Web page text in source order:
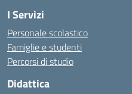
I Servizi
Personale scolastico
Famiglie e studenti
Percorsi di studio
Didattica